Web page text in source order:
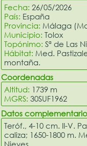
Fecha:26/05/2026
País: España
Provincia: Málaga
Municipio:Tolox
Topónimo:Sª de Las
Hábitat: Med.
montaña.
Coordenadas
Altitud: 1739 m
MGRS:30SUF1962
Datos
Teróf., 4-10 cm. II-V.
caliza; 1650-1800 m.
Nieves.